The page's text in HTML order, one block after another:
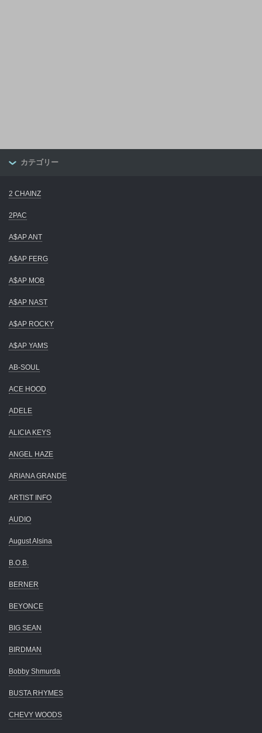
カテゴリー
2 CHAINZ
2PAC
A$AP ANT
A$AP FERG
A$AP MOB
A$AP NAST
A$AP ROCKY
A$AP YAMS
AB-SOUL
ACE HOOD
ADELE
ALICIA KEYS
ANGEL HAZE
ARIANA GRANDE
ARTIST INFO
AUDIO
August Alsina
B.O.B.
BERNER
BEYONCE
BIG SEAN
BIRDMAN
Bobby Shmurda
BUSTA RHYMES
CHEVY WOODS